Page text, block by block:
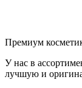
Премиум
У нас в
лучшую и